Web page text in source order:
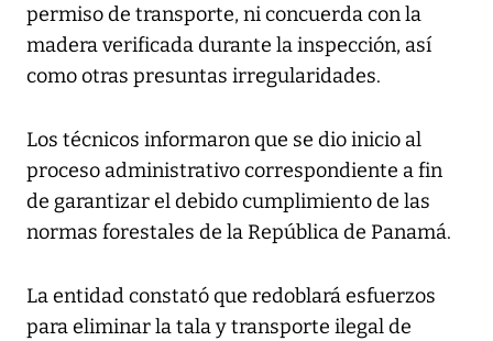
permiso de transporte, ni concuerda con la
madera verificada durante la inspección, así
como otras presuntas irregularidades.
Los técnicos informaron que se dio inicio al
proceso administrativo correspondiente a fin
de garantizar el debido cumplimiento de las
normas forestales de la República de Panamá.
La entidad constató que redoblará esfuerzos
para eliminar la tala y transporte ilegal de